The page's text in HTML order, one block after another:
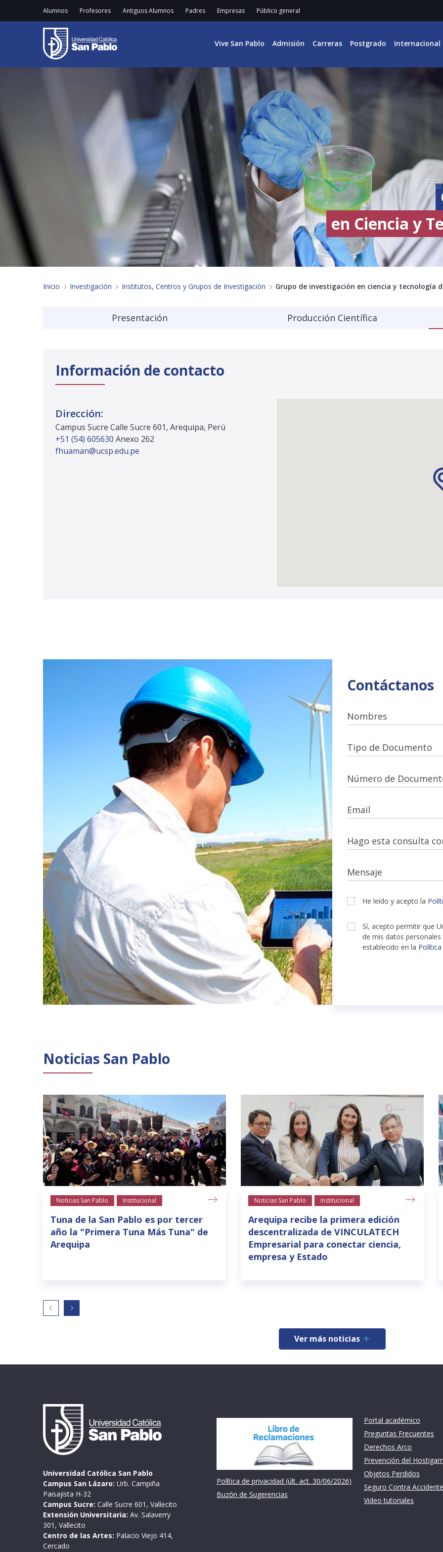
Alumnos Profesores Antiguos Alumnos Padres Empresas Público general
Vive San Pablo Admisión Carreras Postgrado Internacional
en Ciencia y
Inicio Investigación Institutos, Centros y Grupos de Investigación Grupo de investigación en ciencia y tecnología
Presentación Producción Científica
Información de contacto
Dirección:
Campus Sucre Calle Sucre 601, Arequipa, Perú
+51 (54) 605630 Anexo 262
fhuaman@ucsp.edu.pe
Contáctanos
Nombres
Tipo de Documento
Número de
Email
Hago esta consulta
Mensaje
He leído y acepto la
Sí, acepto permitir que
de mis datos
establecido en la
Noticias San Pablo
Noticias San Pablo Institucional
Tuna de la San Pablo es por tercer
año la "Primera Tuna Más Tuna" de
Arequipa
Noticias San Pablo Institucional
Arequipa recibe la primera edición
descentralizada de VINCULATECH
Empresarial para conectar ciencia,
empresa y Estado
Ver más noticias
Universidad Católica San Pablo
Campus San Lázaro: Urb. Campiña
Paisajista H-32
Campus Sucre: Calle Sucre 601, Vallecito
Extensión Universitaria: Av. Salaverry
301, Vallecito
Centro de las Artes: Palacio Viejo 414,
Cercado
Política de privacidad (últ. act. 30/06/2026)
Buzón de Sugerencias
Portal académico
Preguntas Frecuentes
Derechos Arco
Prevención del
Objetos Perdidos
Seguro Contra
Video tutoriales